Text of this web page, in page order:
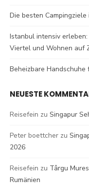
Die besten Campingziele
Istanbul intensiv
Viertel und Wohnen auf
Beheizbare
NEUESTE
Reisefein zu Singapur
Peter boettcher zu
2026
Reisefein zu Târgu
Rumänien